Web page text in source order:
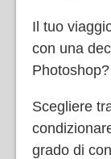
Il tuo
con una
Photoshop?
Scegliere
grado di